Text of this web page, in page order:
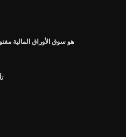
هو سوق الأوراق المالية